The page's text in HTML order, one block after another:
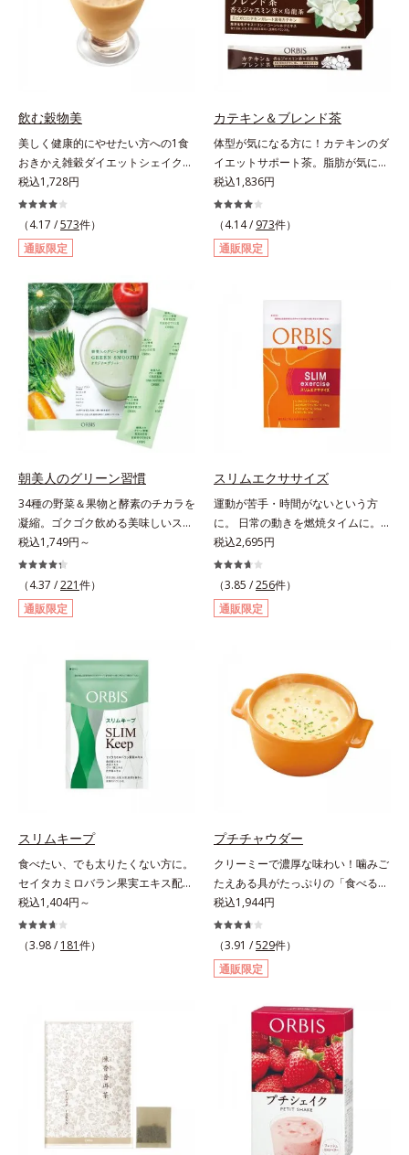
をメインに、美を引き出すコラーゲ
ン5,000mgも配合。さらにリズムを
支える鉄分やビタミン6種(*2)、食
物繊維など、女性が不足しがちな栄
美を総合的に支えます。甘さ控えめ
のカフェオレ味、濃厚な抹茶味の2
味展開。プロテイン独特のにおいや
クセが少なく、水に溶けやすいの
で、手軽においしくたんぱく質を摂
れます。*1 1杯分（約27g）当り。
コラーゲン含む。*2 ビタミンB1、
B2、B6、B12、ナイアシン、パン
ページをご覧ください。・BEAUTY
夏祭りは、こちら
にこだわり、その特有成分を抽出。
安定して一定量配合できるよう、規
格化しました。オルビスのアロニア
シリーズNo.1の配合量を誇る、ア
有。さらに年齢ダイエッターをサポ
ートする成分として、研究チームが
400種以上の植物エキスを試してた
どり着いたオリーブ葉エキスと、古
くからぽかぽか成分として重宝され
てきたブラックジンジャー、ケイヒ
も配合しました。大人のやる気を燃
やし、年齢ダイエットを熱く応援し
ン30mgが含有されています（2粒
飲む穀物美
美しく健康的にやせたい方への1食
おきかえ雑穀ダイエットシェイク。
豆乳や牛乳などと粉を混ぜるだけで
簡単、1食おきかえ雑穀ダイエット
シェイクです。サクサクッと噛める
食感豊かな大豆フレークが、噛むこ
とで食欲を満たしてくれます。さら
ンナンがおなかの中で膨らみ、満足
感をアップ。豊富な栄養素でキレイ
を目指すダイエッターを、内側から
サポートします！黒糖きなこ味（カ
ロリー 92kcal ※1食分・本品粉末の
み）やさしい甘さの黒糖とほのかに
香るきなこが溶け合う幸せな味わ
い。たっぷり飲んでも飽きないおい
税込1,728円
（4.17 /573件）
通販限定
カテキン＆ブレンド茶
体型が気になる方に！カテキンのダ
イエットサポート茶。脂肪が気にな
る食事と一緒にカテキンを。さら
に、食物繊維とコーンシルクエキス
で、ぽっこりやからだの巡りをケ
ア。カテキン・コーンシルク・食物
繊維のトリプルパワーがダイエット
税込1,836円
（4.14 / 973件）
通販限定
朝美人のグリーン習慣
34種の野菜＆果物と酵素のチカラを
凝縮。ゴクゴク飲める美味しいスム
ージーでスッキリ生活をサポート。
酵素と野菜＆果物のパワーで、スッ
キリ生活を応援する、粉末状の酵素
スムージーです。赤米や大麦などの
9種の素材を、黒・黄・白の3種の麹
キウイフルーツ粉末を配合。さらに
日常では摂りづらいスーパーフー
ド・ウィートグラスや緑黄色野菜な
ど、厳選した34種の野菜と果物もた
っぷり入っており、いろいろな素材
を手軽に摂取できます。やすらぎの
ローズマリーとペパーミントの2種
のハーブも入っています。豆乳また
を毎朝の習慣にして、スッキリ健康
＆キレイな毎日を。
税込1,749円～
（4.37 /221件）
通販限定
スリムエクササイズ
運動が苦手・時間がないという方
に。 日常の動きを燃焼タイムに。
「忙しくて運動する時間がない」
「生活を変えずにやせたい」といっ
た声に応えて、「L－カルニチン」
を4粒に500mg配合しました。カル
ニチンは肉類に豊富に含まれ、軽や
ダなく利用することで、効率よくウ
エイトダウン＆体型キープを目指し
ます。さらにL-カルニチンの働きを
助ける「茶カテキン」、「オクタコ
サノール」、ダイエットにも健康に
も欠かせない「ビタミンB2」の成
税込2,695円
（3.85 /256件）
通販限定
スリムキープ
食べたい、でも太りたくない方に。
セイタカミロバラン果実エキス配合
の楽しみながら続けるダイエット応
援サプリ。ダイエット中なのに食欲
を抑えきれずついつい食べ過ぎてし
トです。ポリフェノール類を豊富に
含む、アジア圏で古くから伝承され
ている健康果実「セイタカミロバラ
ン果実」を配合。さらに桑の葉エキ
スに加え、健康茶として知られる杜
仲葉エキスやグァバ葉エキス、茶花
エキスの植物由来の4つの成分が、
税込1,404円～
（3.98 / 181件）
プチチャウダー
クリーミーで濃厚な味わい！噛みご
たえある具がたっぷりの「食べる」
スープ。クリーミーなスープに大粒
コーンやクルトン、鶏肉のような食
感の大豆たんぱくなど、具だくさん
の「食べる」スープです。ボリュー
ム感のある食べごたえで、お腹にし
るぷる感のある毎日に必要なコラー
ゲン*を1,000mgも配合。ダイエッ
トによるやつれ感を気にせず、キレ
イをサポートします。さらに、食事
制限で心配な栄養面もしっかりカバ
ー。ビタミン10種とミネラル2種を
約1/3日分、食物繊維を4.0gも配合
し、満腹感と朝のスッキリを期待で
税込1,944円
（3.91 /529件）
通販限定